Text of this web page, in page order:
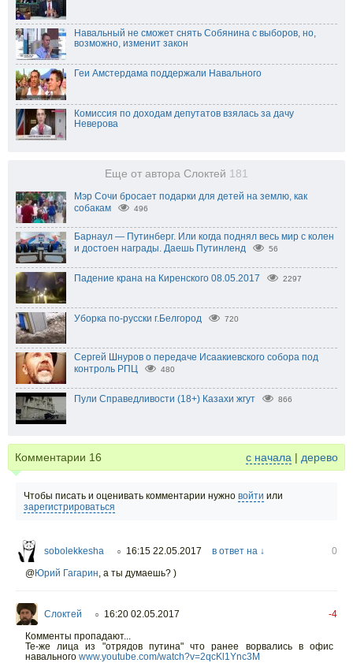
Навальный не сможет снять Собянина с выборов, но,
возможно, изменит закон
Геи Амстердама поддержали Навального
Комисcия по доходам депутатов взялась за дачу
Неверова
Еще от автора Слоктей 181
Мэр Сочи бросает подарки для детей на землю, как
собакам
496
Барнаул — Путинберг. Или когда поднял весь мир с колен
и достоен награды. Даешь Путинленд
56
Падение крана на Киренского 08.05.2017 2297
Уборка по-русски г.Белгород 720
Сергей Шнуров о передаче Исаакиевского собора под
контроль РПЦ
480
Пули Справедливости (18+) Казахи жгут 866
Комментарии 16 с начала | дерево
Чтобы писать и оценивать комментарии нужно войти или
зарегистрироваться
sobolekkesha ○ 16:15 22.05.2017 в ответ на ↓
0
@Юрий Гагарин а ты думаешь? )
Слоктей ○ 16:20 02.05.2017
-4
Комменты пропадают...
Те-же лица из "отрядов путина" что ранее ворвались в офис
навального www.youtube.com/watch?v=2qcKl1Ync3M